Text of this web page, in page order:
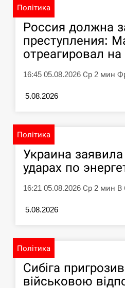
СЕРПЕНЬ
Россияне ударили
Харькову, есть
Політика
Россия должна
преступления:
отреагировал
16:45 05.08.2026 Ср 2 мин
5.08.2026
Політика
Украина
ударах по
16:21 05.08.2026 Ср 2 мин
5.08.2026
Політика
Сибіга
військовою